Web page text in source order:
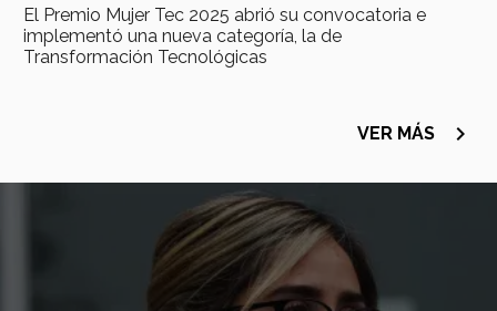
El Premio Mujer Tec 2025 abrió su convocatoria e
implementó una nueva categoría, la de
Transformación Tecnológicas
VER MÁS navigate_next